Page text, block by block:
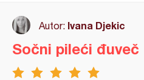
Autor: Ivana Djekic
Sočni pileći đuveč